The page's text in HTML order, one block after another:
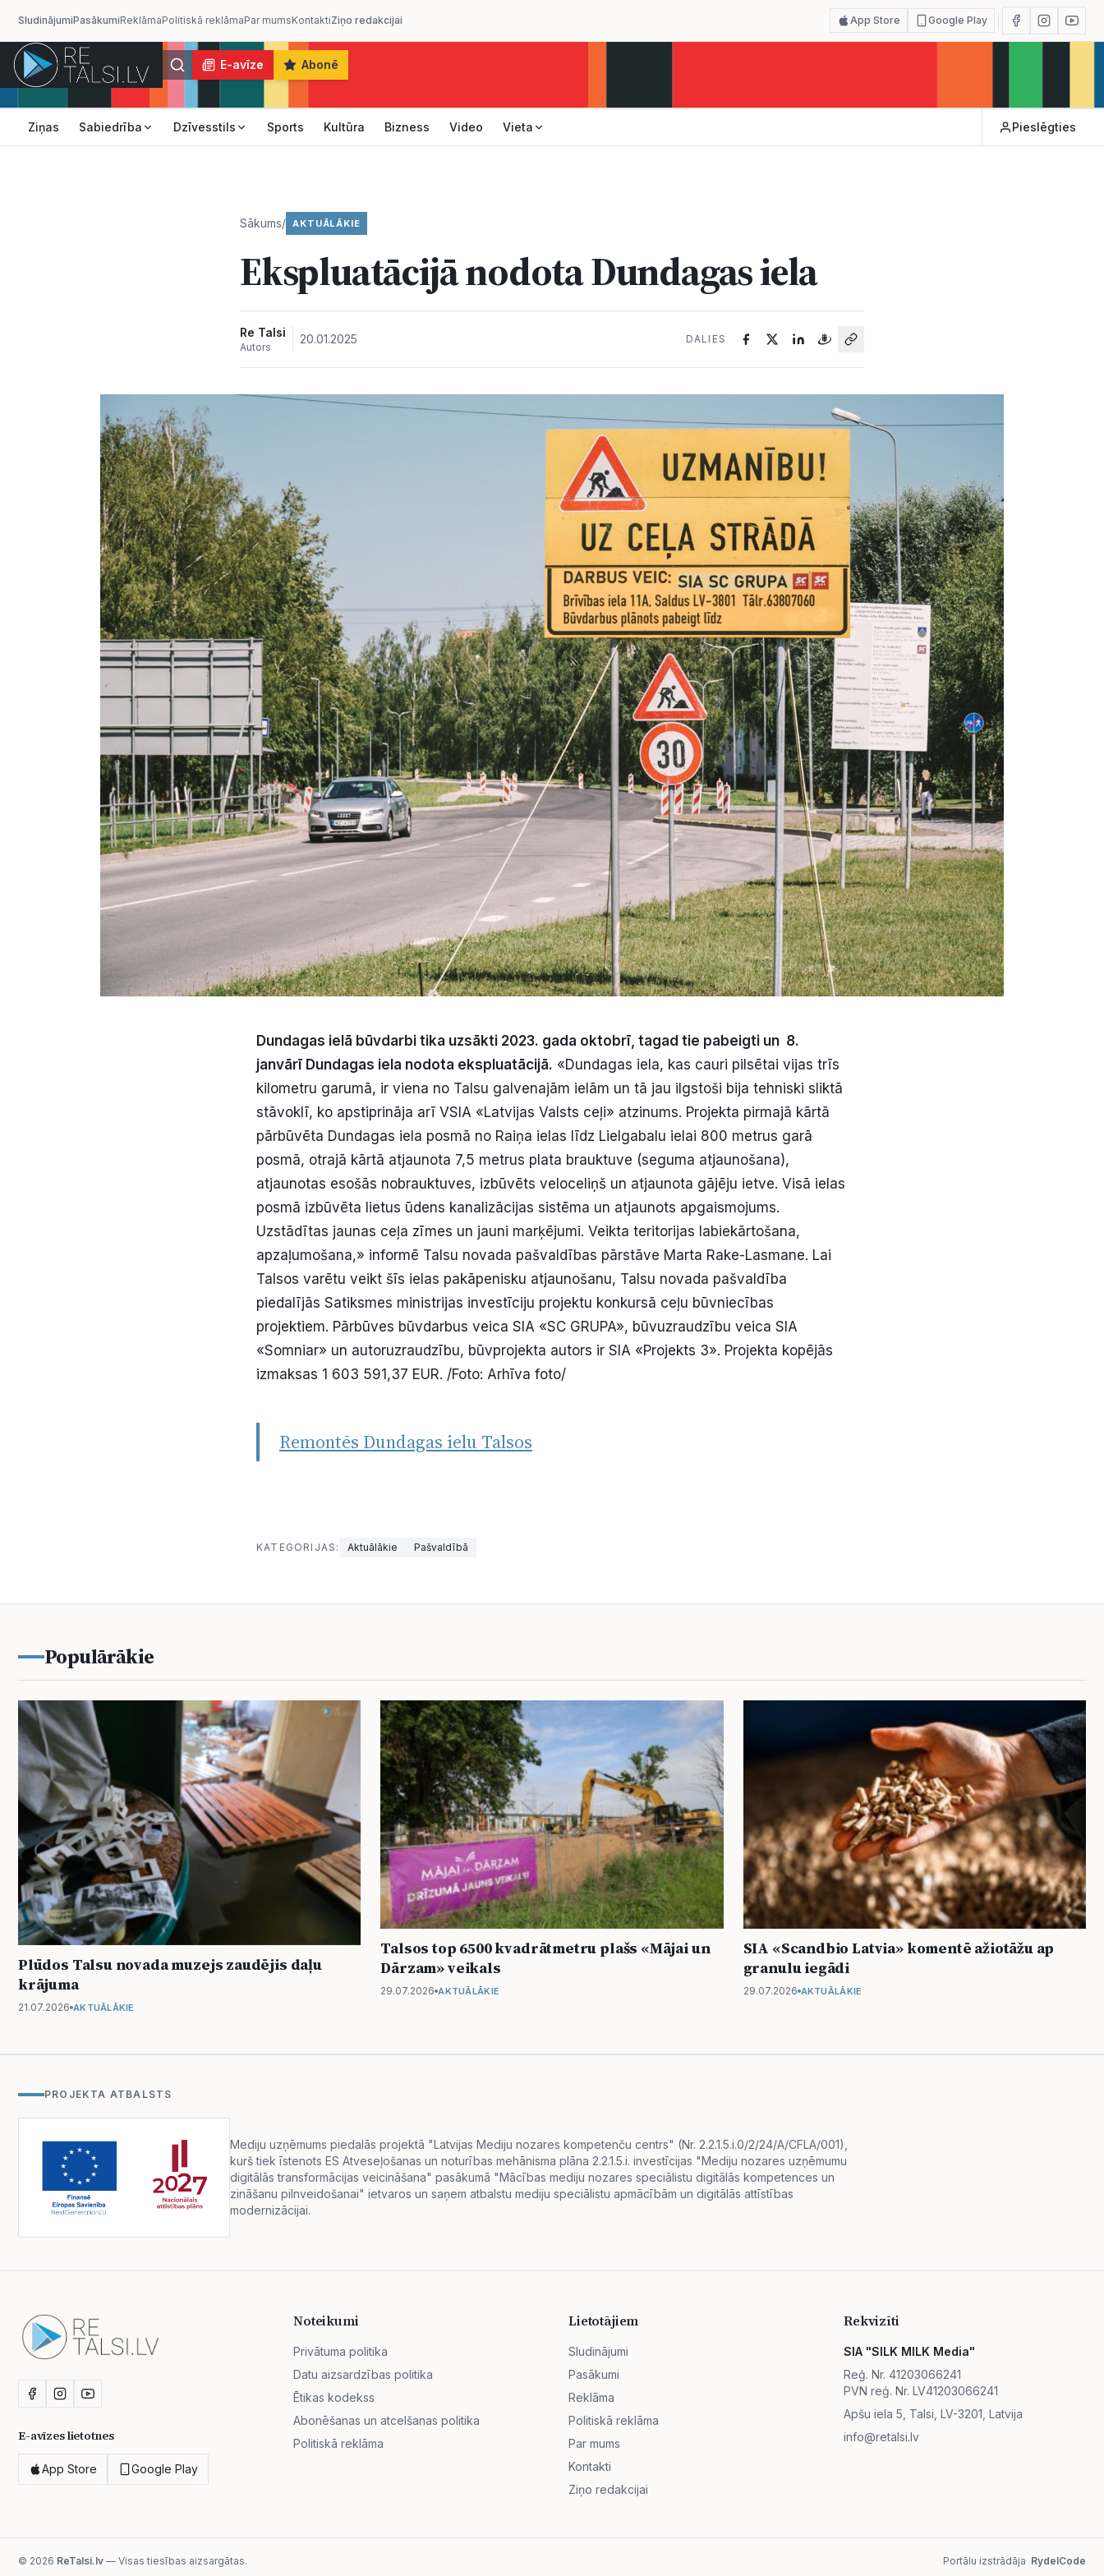
SludinājumiPasākumiReklāmaPolitiskā reklāmaPar mumsKontaktiZiņo redakcijai App Store Google Play
E-avīze Abonē
Ziņas Sabiedrība Dzīvesstils Sports Kultūra Bizness Video Vieta Pieslēgties
Sākums/ AKTUĀLĀKIE
Ekspluatācijā nodota Dundagas iela
Re Talsi
Autors
20.01.2025 DALIES
Dundagas ielā būvdarbi tika uzsākti 2023. gada oktobrī, tagad tie pabeigti un 8.
janvārī Dundagas iela nodota ekspluatācijā. «Dundagas iela, kas cauri pilsētai vijas trīs
kilometru garumā, ir viena no Talsu galvenajām ielām un tā jau ilgstoši bija tehniski sliktā
stāvoklī, ko apstiprināja arī VSIA «Latvijas Valsts ceļi» atzinums. Projekta pirmajā kārtā
pārbūvēta Dundagas iela posmā no Raiņa ielas līdz Lielgabalu ielai 800 metrus garā
posmā, otrajā kārtā atjaunota 7,5 metrus plata brauktuve (seguma atjaunošana),
atjaunotas esošās nobrauktuves, izbūvēts veloceliņš un atjaunota gājēju ietve. Visā ielas
posmā izbūvēta lietus ūdens kanalizācijas sistēma un atjaunots apgaismojums.
Uzstādītas jaunas ceļa zīmes un jauni marķējumi. Veikta teritorijas labiekārtošana,
apzaļumošana,» informē Talsu novada pašvaldības pārstāve Marta Rake-Lasmane. Lai
Talsos varētu veikt šīs ielas pakāpenisku atjaunošanu, Talsu novada pašvaldība
piedalījās Satiksmes ministrijas investīciju projektu konkursā ceļu būvniecības
projektiem. Pārbūves būvdarbus veica SIA «SC GRUPA», būvuzraudzību veica SIA
«Somniar» un autoruzraudzību, būvprojekta autors ir SIA «Projekts 3». Projekta kopējās
izmaksas 1 603 591,37 EUR. /Foto: Arhīva foto/
Remontēs Dundagas ielu Talsos
KATEGORIJAS: Aktuālākie Pašvaldībā
Populārākie
Plūdos Talsu novada muzejs zaudējis daļu
krājuma
21.07.2026 AKTUĀLĀKIE
Talsos top 6500 kvadrātmetru plašs «Mājai un
Dārzam» veikals
29.07.2026 AKTUĀLĀKIE
SIA «Scandbio Latvia» komentē ažiotāžu ap
granulu iegādi
29.07.2026 AKTUĀLĀKIE
PROJEKTA ATBALSTS
Mediju uzņēmums piedalās projektā "Latvijas Mediju nozares kompetenču centrs" (Nr. 2.2.1.5.i.0/2/24/A/CFLA/001),
kurš tiek īstenots ES Atveseļošanas un noturības mehānisma plāna 2.2.1.5.i. investīcijas "Mediju nozares uzņēmumu
digitālās transformācijas veicināšana" pasākumā "Mācības mediju nozares speciālistu digitālās kompetences un
zināšanu pilnveidošanai" ietvaros un saņem atbalstu mediju speciālistu apmācībām un digitālās attīstības
modernizācijai.
E-avīzes lietotnes
App Store Google Play
Noteikumi
Privātuma politika
Datu aizsardzības politika
Ētikas kodekss
Abonēšanas un atcelšanas politika
Politiskā reklāma
Lietotājiem
Sludinājumi
Pasākumi
Reklāma
Politiskā reklāma
Par mums
Kontakti
Ziņo redakcijai
Rekvizīti
SIA "SILK MILK Media"
Reģ. Nr. 41203066241
PVN reģ. Nr. LV41203066241
Apšu iela 5, Talsi, LV-3201, Latvija
info@retalsi.lv
© 2026 ReTalsi.lv — Visas tiesības aizsargātas. Portālu izstrādāja RydelCode